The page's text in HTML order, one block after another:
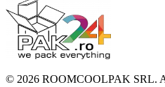
© 2026 ROOMCOOLPAK SRL.